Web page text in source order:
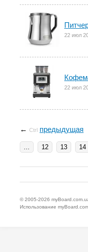
22 июл
22 июл
← Ctrl предыдущая
... 12 13 14
© 2005-2026
Использование